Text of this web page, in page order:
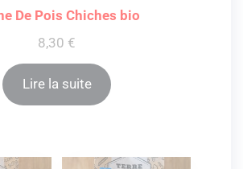
De Pois Chiches bio
8,30 €
Lire la suite